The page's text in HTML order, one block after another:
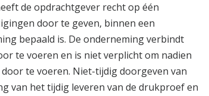
de opdrachtgever recht op één
door te geven, binnen een
bepaald is. De onderneming verbindt
te voeren en is niet verplicht om nadien
te voeren. Niet-tijdig doorgeven van
van het tijdig leveren van de drukproef en